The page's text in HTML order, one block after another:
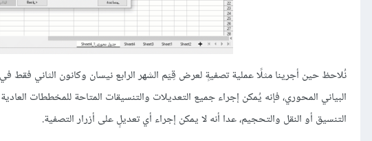
نُلاحظ حين أجرينا مثلًا عملية تصفيةٍ لعرض قِيَم الشهر الرابع نيسان وكانون الثاني
البياني المحوري، فإنه يُمكن إجراء جميع التعديلات والتنسيقات المتاحة للمخططات
التنسيق أو النقل والتحجيم، عدا أنه لا يمكن إجراء أي تعديلٍ على أزرار التصفية.